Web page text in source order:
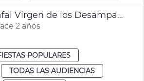
Catalá Cadafal Virgen de los Desamparados
2 años
POPULARES
TODAS LAS AUDIENCIAS